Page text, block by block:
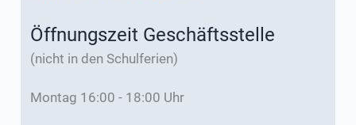
Öffnungszeit Geschäftsstelle
(nicht in den Schulferien)
Montag 16:00 - 18:00 Uhr